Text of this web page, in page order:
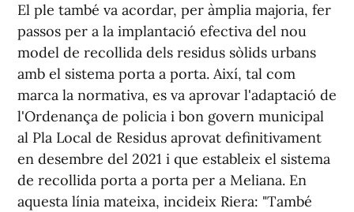
El ple també va acordar, per àmplia majoria, fer
passos per a la implantació efectiva del nou
model de recollida dels residus sòlids urbans
amb el sistema porta a porta. Així, tal com
marca la normativa, es va aprovar l'adaptació de
l'Ordenança de policia i bon govern municipal
al Pla Local de Residus aprovat definitivament
en desembre del 2021 i que estableix el sistema
de recollida porta a porta per a Meliana. En
aquesta línia mateixa, incideix Riera: "També